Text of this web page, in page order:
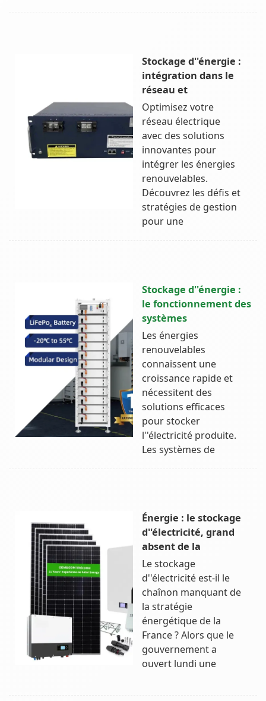
Stockage d''énergie :
intégration dans le
réseau et
Optimisez votre
réseau électrique
avec des solutions
innovantes pour
intégrer les énergies
renouvelables.
Découvrez les défis et
stratégies de gestion
pour une
Stockage d''énergie :
le fonctionnement des
systèmes
Les énergies
renouvelables
connaissent une
croissance rapide et
nécessitent des
solutions efficaces
pour stocker
l''électricité produite.
Les systèmes de
Énergie : le stockage
d''électricité, grand
absent de la
Le stockage
d''électricité est-il le
chaînon manquant de
la stratégie
énergétique de la
France ? Alors que le
gouvernement a
ouvert lundi une